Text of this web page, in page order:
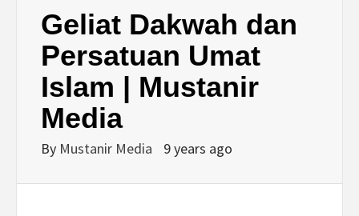
Geliat Dakwah dan
Persatuan Umat
Islam | Mustanir
Media
By Mustanir Media 9 years ago